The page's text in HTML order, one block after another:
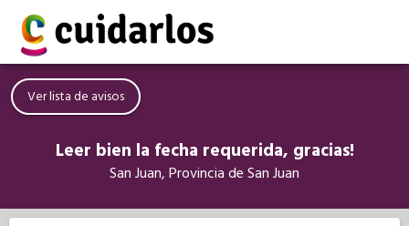
Ver lista de avisos
Leer bien la fecha requerida, gracias!
San Juan, Provincia de San Juan